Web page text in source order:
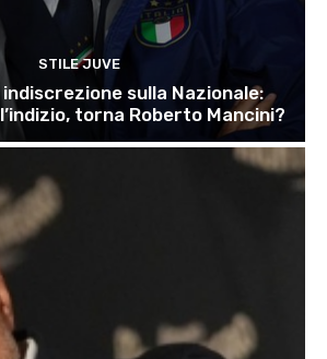
STILE JUVE
sulla Nazionale:
torna Roberto Mancini?